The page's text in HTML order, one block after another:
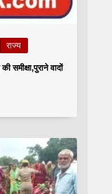
राज्य
समीक्षा,पुराने वादों